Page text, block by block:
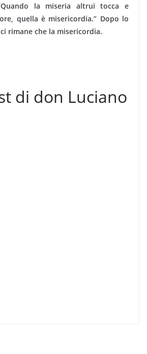
la miseria altrui tocca e
quella è misericordia.” Dopo lo
rimane che la misericordia.
di don Luciano